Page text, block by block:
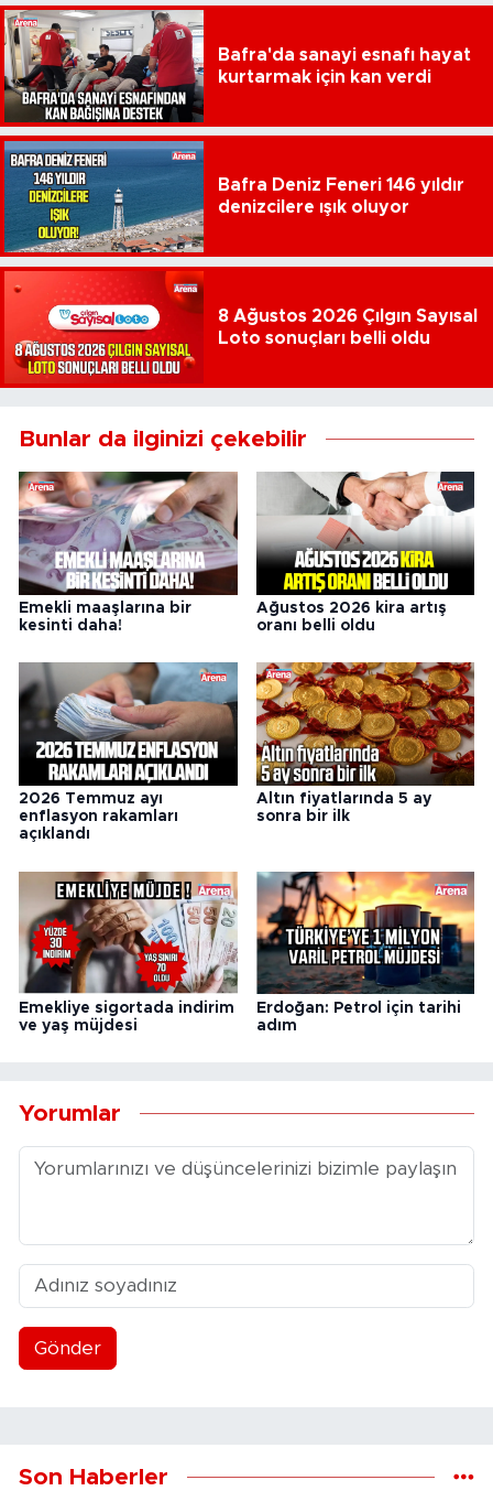
Bafra'da sanayi esnafı hayat
kurtarmak için kan verdi
Bafra Deniz Feneri 146 yıldır
denizcilere ışık oluyor
8 Ağustos 2026 Çılgın Sayısal
Loto sonuçları belli oldu
Bunlar da ilginizi çekebilir
Emekli maaşlarına bir
kesinti daha!
Ağustos 2026 kira artış
oranı belli oldu
2026 Temmuz ayı
enflasyon rakamları
açıklandı
Altın fiyatlarında 5 ay
sonra bir ilk
Emekliye sigortada indirim
ve yaş müjdesi
Erdoğan: Petrol için tarihi
adım
Yorumlar
Gönder
Son Haberler